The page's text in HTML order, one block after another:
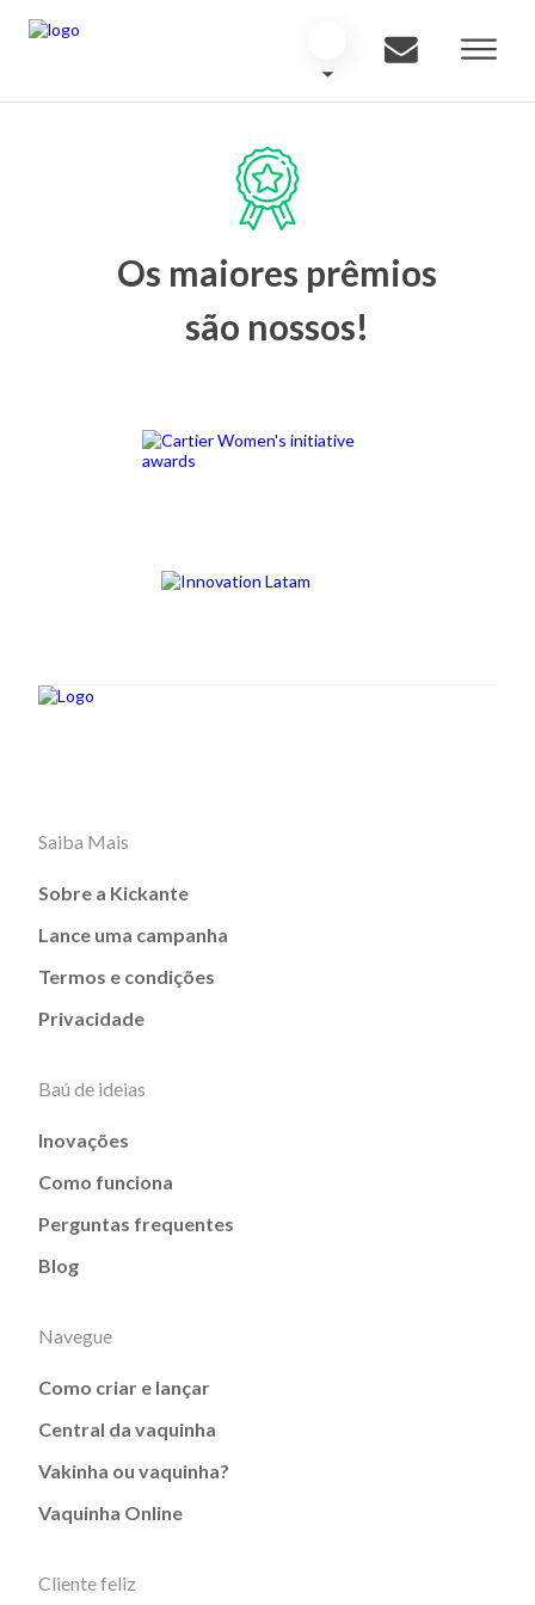
Os maiores prêmios
são nossos!
Saiba Mais
Sobre a Kickante
Lance uma campanha
Termos e condições
Privacidade
Baú de ideias
Inovações
Como funciona
Perguntas frequentes
Blog
Navegue
Como criar e lançar
Central da vaquinha
Vakinha ou vaquinha?
Vaquinha Online
Cliente feliz